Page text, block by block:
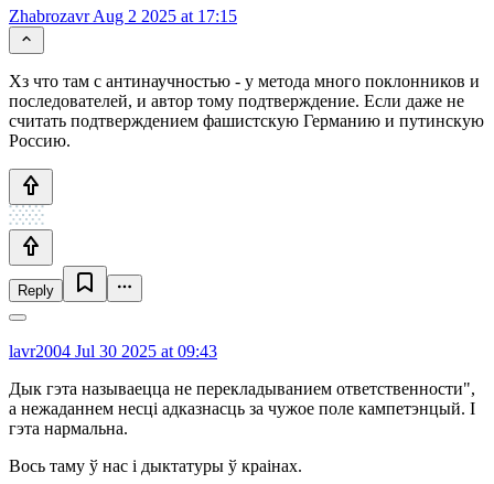
ZhabrozavrAug 2 2025 at 17:15
Хз что там с антинаучностью - у метода много поклонников и
последователей, и автор тому подтверждение. Если даже не
считать подтверждением фашистскую Германию и путинскую
Россию.
Reply
lavr2004 Jul 30 2025 at 09:43
Дык гэта называецца не перекладыванием ответственности",
а нежаданнем несці адказнасць за чужое поле кампетэнцый. І
гэта нармальна.
Вось таму ў нас і дыктатуры ў краінах.